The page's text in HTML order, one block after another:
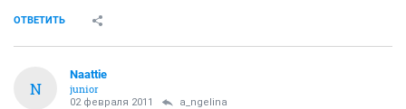
ОТВЕТИТЬ
N
Naattie
junior
02 февраля 2011 a_ngelina